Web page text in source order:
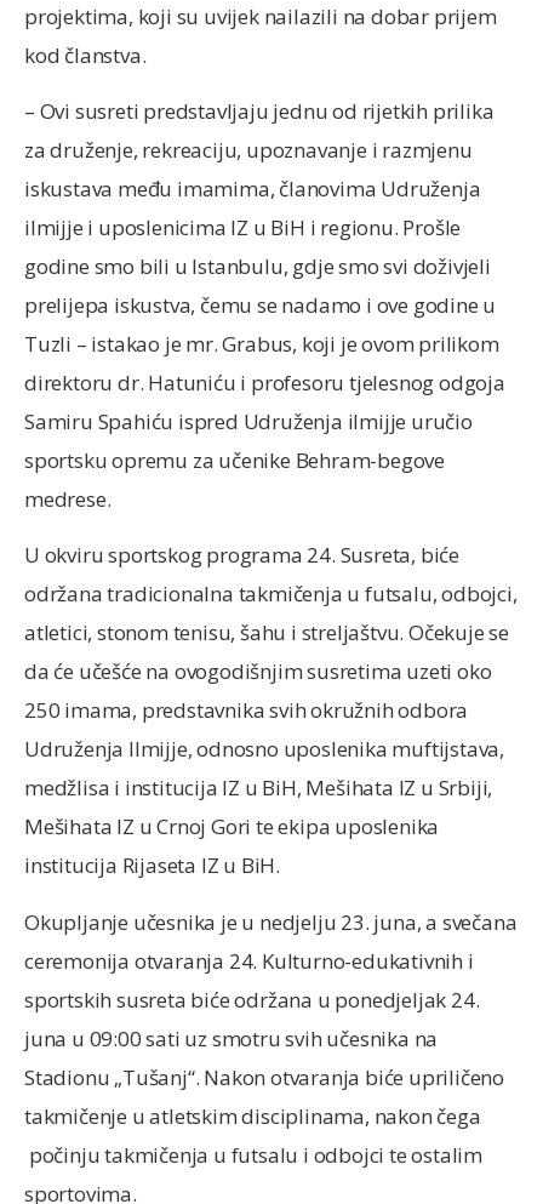
projektima, koji su uvijek nailazili na dobar prijem
kod članstva.
– Ovi susreti predstavljaju jednu od rijetkih prilika
za druženje, rekreaciju, upoznavanje i razmjenu
iskustava među imamima, članovima Udruženja
ilmijje i uposlenicima IZ u BiH i regionu. Prošle
godine smo bili u Istanbulu, gdje smo svi doživjeli
prelijepa iskustva, čemu se nadamo i ove godine u
Tuzli – istakao je mr. Grabus, koji je ovom prilikom
direktoru dr. Hatuniću i profesoru tjelesnog odgoja
Samiru Spahiću ispred Udruženja ilmijje uručio
sportsku opremu za učenike Behram-begove
medrese.
U okviru sportskog programa 24. Susreta, biće
održana tradicionalna takmičenja u futsalu, odbojci,
atletici, stonom tenisu, šahu i streljaštvu. Očekuje se
da će učešće na ovogodišnjim susretima uzeti oko
250 imama, predstavnika svih okružnih odbora
Udruženja Ilmijje, odnosno uposlenika muftijstava,
medžlisa i institucija IZ u BiH, Mešihata IZ u Srbiji,
Mešihata IZ u Crnoj Gori te ekipa uposlenika
institucija Rijaseta IZ u BiH.
Okupljanje učesnika je u nedjelju 23. juna, a svečana
ceremonija otvaranja 24. Kulturno-edukativnih i
sportskih susreta biće održana u ponedjeljak 24.
juna u 09:00 sati uz smotru svih učesnika na
Stadionu „Tušanj“. Nakon otvaranja biće upriličeno
takmičenje u atletskim disciplinama, nakon čega
počinju takmičenja u futsalu i odbojci te ostalim
sportovima.